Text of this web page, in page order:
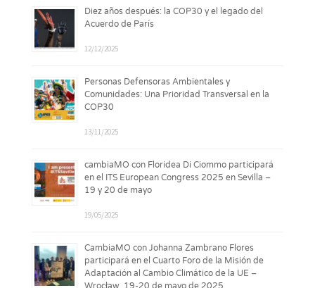
Diez años después: la COP30 y el legado del
Acuerdo de París
12/12/2025
Personas Defensoras Ambientales y
Comunidades: Una Prioridad Transversal en la
COP30
13/11/2025
cambiaMO con Floridea Di Ciommo participará
en el ITS European Congress 2025 en Sevilla –
19 y 20 de mayo
19/05/2025
CambiaMO con Johanna Zambrano Flores
participará en el Cuarto Foro de la Misión de
Adaptación al Cambio Climático de la UE –
Wrocław, 19-20 de mayo de 2025